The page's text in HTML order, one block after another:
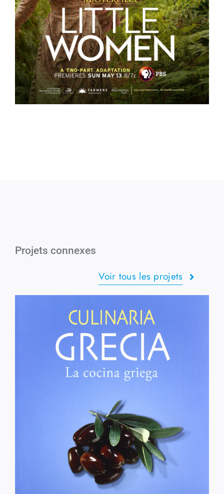
Projets connexes
Voir tous les projets